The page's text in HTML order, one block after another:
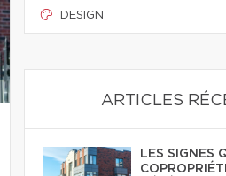
DESIGN
ARTICLES
LES SIGNES